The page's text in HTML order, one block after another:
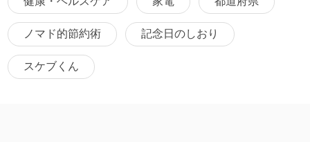
ノマド的節約術 記念日のしおり
スケブくん